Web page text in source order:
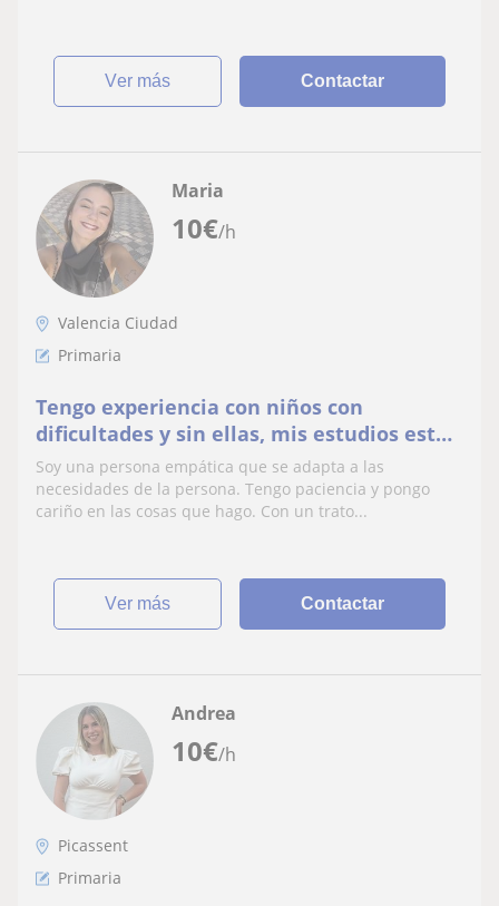
ver más Contactar
10€/h
Maria
Valencia Ciudad
Primaria
Tengo experiencia con niños con
dificultades y sin ellas, mis estudios están
enfocados en la diversidad,pero he
tratado con todos
Soy una persona empática que se adapta a las
necesidades de la persona. Tengo paciencia y pongo
cariño en las cosas que hago. Con un trato...
ver más Contactar
10€/h
Andrea
Picassent
Primaria